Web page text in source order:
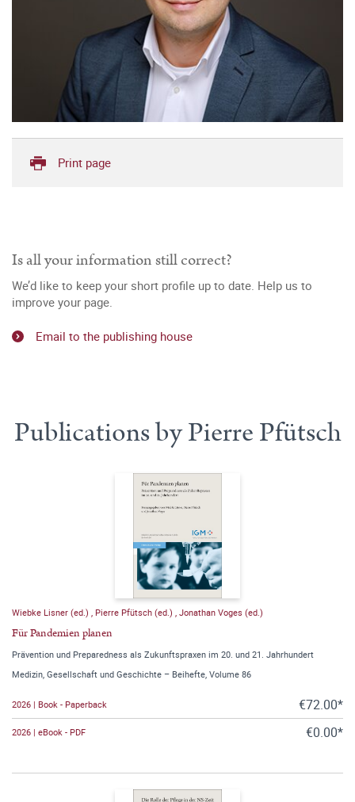
Print page
Is all your information still correct?
We’d like to keep your short profile up to date. Help us to
improve your page.
Email to the publishing house
Publications by Pierre Pfütsch
Wiebke Lisner (ed.) Pierre Pfütsch (ed.) Jonathan Voges (ed.)
Für Pandemien planen
Prävention und Preparedness als Zukunftspraxen im 20. und 21. Jahrhundert
Medizin, Gesellschaft und Geschichte – Beihefte, Volume 86
2026 | Book - Paperback €72.00*
2026 | eBook - PDF €0.00*